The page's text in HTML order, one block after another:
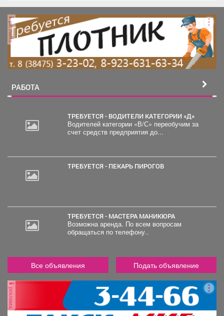
реклама
РАБОТА
ТРЕБУЕТСЯ - ВОДИТЕЛИ КАТЕГОРИИ «Д»
Водителей категории «В/С» переобучим за
счет средств предприятия до...
ТРЕБУЕТСЯ - ПЕКАРЬ ПИРОГОВ
ТРЕБУЕТСЯ - МАСТЕРА МАНИКЮРА
Возможна аренда. По всем вопросам
обращаться по телефону..
Все объявления Подать объявление
реклама